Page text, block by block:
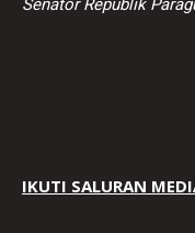
IKUTI SALURAN